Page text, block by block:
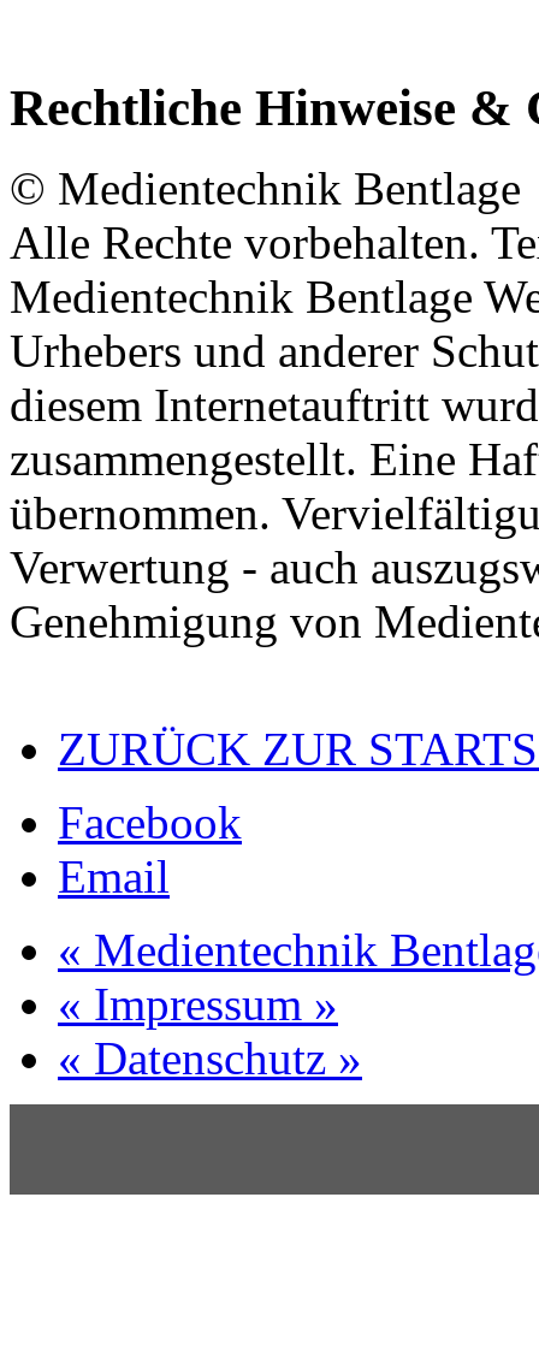
Rechtliche Hinweise &
© Medientechnik Bentlage
Alle Rechte vorbehalten.
Medientechnik Bentlage
Urhebers und anderer
diesem Internetauftritt
zusammengestellt. Eine
übernommen.
Verwertung - auch
Genehmigung von
ZURÜCK ZUR
Facebook
Email
« Medientechnik
« Impressum »
« Datenschutz »